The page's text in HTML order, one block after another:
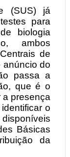
(SUS) já
para
biologia
ambos
de
anúncio do
passa a
que é o
a presença
o
Básicas
da